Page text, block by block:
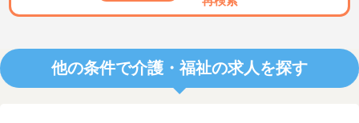
他の条件で介護・福祉の求人を探す